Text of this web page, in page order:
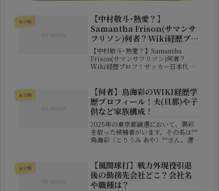
未分類
【中村敬斗･熱愛？】
Samantha Frison(サマンサ
フリソン)何者？Wiki経歴プロ
フ！
【中村敬斗･熱愛？】Samantha
Frison(サマンサフリソン)何者？
Wiki経歴プロフ！サッカー日本代表
手です。ヨーロッパで活躍する若きア
タッカーということもあり、...
未分類
【何者】鳥海彩のWIKI経歴学
歴プロフィール！夫(旦那)や子
供など家族構成！
2025年の東京都議選において、異彩
を放った候補者がいます。その名は**
鳥海彩（とりうみ あや）**さん。選
とくる方も多いのではないでしょう
か。今回は、話題の女性・鳥海彩さ...
未分類
【風間球打】戦力外現役引退
後の勤務先会社どこ？会社名
や職種は？